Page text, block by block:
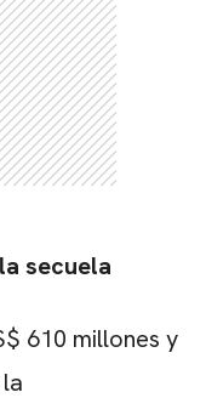
secuela
610 millones y